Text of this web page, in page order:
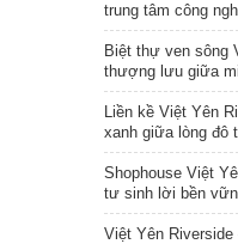
trung tâm công
Biệt thự ven sông
thượng lưu giữa
Liền kề Việt Yên
xanh giữa lòng đô
Shophouse Việt
tư sinh lời bền
Việt Yên